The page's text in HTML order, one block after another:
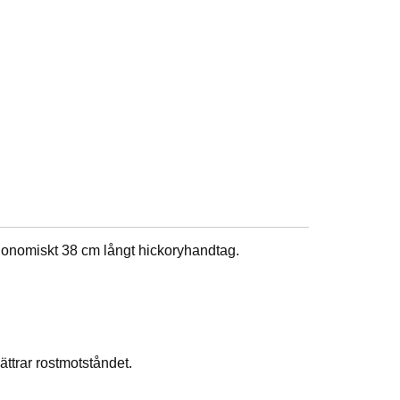
38 cm långt hickoryhandtag.
rostmotståndet.